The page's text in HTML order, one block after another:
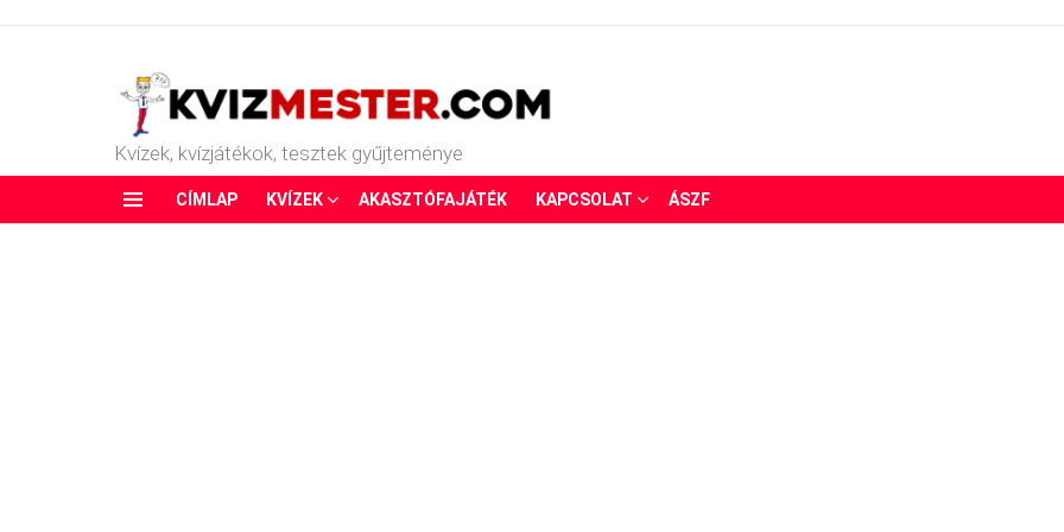
Kvízek, kvízjátékok, tesztek gyűjteménye
CÍMLAP KVÍZEK AKASZTÓFAJÁTÉK KAPCSOLAT ÁSZF